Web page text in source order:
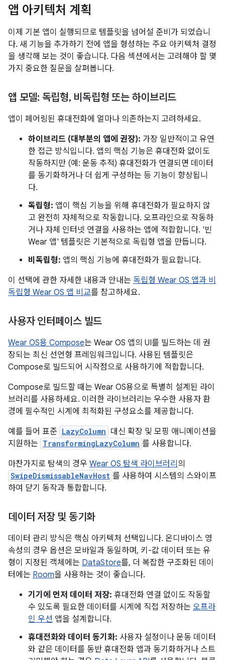
앱 아키텍처 계획
이제 기본 앱이 실행되므로 템플릿을 넘어설 준비가 되었습니
다. 새 기능을 추가하기 전에 앱을 형성하는 주요 아키텍처 결정
을 생각해 보는 것이 좋습니다. 다음 섹션에서는 고려해야 할 몇
가지 중요한 질문을 살펴봅니다.
앱 모델: 독립형, 비독립형 또는 하이브리드
앱이 페어링된 휴대전화에 얼마나 의존하는지 고려하세요.
하이브리드 (대부분의 앱에 권장): 가장 일반적이고 유연
한 접근 방식입니다. 앱의 핵심 기능은 휴대전화 없이도
작동하지만 (예: 운동 추적) 휴대전화가 연결되면 데이터
를 동기화하거나 더 쉽게 구성하는 등 기능이 향상됩니
다.
독립형: 앱이 핵심 기능을 위해 휴대전화가 필요하지 않
고 완전히 자체적으로 작동합니다. 오프라인으로 작동하
거나 자체 인터넷 연결을 사용하는 앱에 적합합니다. '빈
Wear 앱' 템플릿은 기본적으로 독립형 앱을 만듭니다.
비독립형: 앱의 핵심 기능에 휴대전화가 필요합니다.
이 선택에 관한 자세한 내용과 안내는 독립형 Wear OS 앱과 비
독립형 Wear OS 앱 비교를 참고하세요.
사용자 인터페이스 빌드
Wear OS용 Compose는 Wear OS 앱의 UI를 빌드하는 데 권
장되는 최신 선언형 프레임워크입니다. 사용된 템플릿은
Compose로 빌드되어 시작점으로 사용하기에 적합합니다.
Compose로 빌드할 때는 Wear OS용으로 특별히 설계된 라이
브러리를 사용하세요. 이러한 라이브러리는 우수한 사용자 환
경에 필수적인 시계에 최적화된 구성요소를 제공합니다.
예를 들어 표준 LazyColumn 대신 확장 및 모핑 애니메이션을
지원하는 TransformingLazyColumn 를 사용합니다.
마찬가지로 탐색의 경우 Wear OS 탐색 라이브러리 의
SwipeDismissableNavHost 를 사용하여 시스템의 스와이프
하여 닫기 동작과 통합합니다.
데이터 저장 및 동기화
데이터 관리 방식은 핵심 아키텍처 선택입니다. 온디바이스 영
속성의 경우 옵션은 모바일과 동일하며, 키-값 데이터 또는 유
형이 지정된 객체에는 DataStore를, 더 복잡한 구조화된 데이
터에는 Room을 사용하는 것이 좋습니다.
기기에 먼저 데이터 저장: 휴대전화 연결 없이도 작동할
수 있도록 필요한 데이터를 시계에 직접 저장하는 오프라
인 우선 앱을 설계합니다.
휴대전화와 데이터 동기화: 사용자 설정이나 운동 데이터
와 같은 데이터를 동반 휴대전화 앱과 동기화하거나 스트